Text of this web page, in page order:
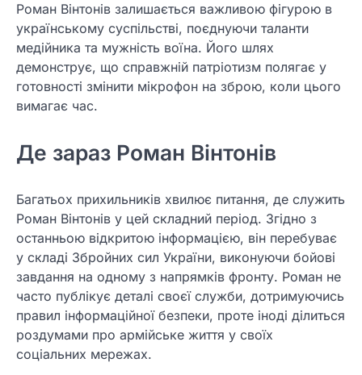
Роман Вінтонів залишається важливою фігурою в
українському суспільстві, поєднуючи таланти
медійника та мужність воїна. Його шлях
демонструє, що справжній патріотизм полягає у
готовності змінити мікрофон на зброю, коли цього
вимагає час.
Де зараз Роман Вінтонів
Багатьох прихильників хвилює питання, де служить
Роман Вінтонів у цей складний період. Згідно з
останньою відкритою інформацією, він перебуває
у складі Збройних сил України, виконуючи бойові
завдання на одному з напрямків фронту. Роман не
часто публікує деталі своєї служби, дотримуючись
правил інформаційної безпеки, проте іноді ділиться
роздумами про армійське життя у своїх
соціальних мережах.